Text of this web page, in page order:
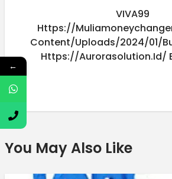
VIVA99
Https://
Content/uploads/2024/01/
Https://aurorasolution.id/
You May Also Like
←